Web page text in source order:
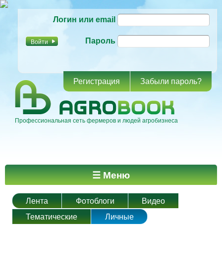
основному
Логин или email
Пароль
Регистрация Забыли пароль?
Профессиональная сеть фермеров и людей агробизнеса
Главное меню ☰ Меню
Лента Фотоблоги
Видео
Тематические
Личные